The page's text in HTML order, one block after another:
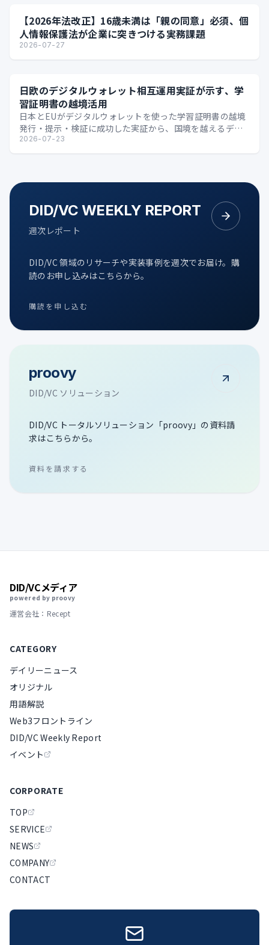
【2026年法改正】16歳未満は「親の同意」必須、個
人情報保護法が企業に突きつける実務課題
2026-07-27
日欧のデジタルウォレット相互運用実証が示す、学
習証明書の越境活用
日本とEUがデジタルウォレットを使った学習証明書の越境
発行・提示・検証に成功した実証から、国境を越えるデジ
タル証明の可能性を整理します。
2026-07-23
DID/VC WEEKLY REPORT
週次レポート
DID/VC 領域のリサーチや実装事例を週次でお届け。購
読のお申し込みはこちらから。
購読を申し込む
proovy
DID/VC ソリューション
DID/VC トータルソリューション「proovy」の資料請
求はこちらから。
資料を請求する
DID/VCメディア
powered by proovy
運営会社：Recept
CATEGORY
デイリーニュース
オリジナル
用語解説
Web3フロントライン
DID/VC Weekly Report
イベント
CORPORATE
TOP
SERVICE
NEWS
COMPANY
CONTACT